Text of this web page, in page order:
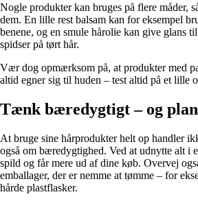
Nogle produkter kan bruges på flere måder,
dem. En lille rest balsam kan for eksempel
benene, og en smule hårolie kan give glans
spidser på tørt hår.
Vær dog opmærksom på, at produkter med
altid egner sig til huden – test altid på et lille
Tænk bæredygtigt – og
At bruge sine hårprodukter helt op handler
også om bæredygtighed. Ved at udnytte alt i
spild og får mere ud af dine køb. Overvej
emballager, der er nemme at tømme – for
hårde plastflasker.